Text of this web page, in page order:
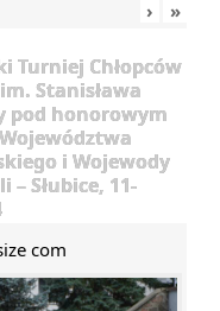
› »
Turniej Chłopców
Stanisława
pod honorowym
i Wojewody
Słubice, 11-
com